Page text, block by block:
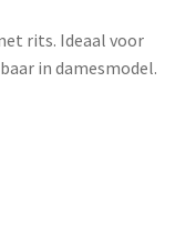
rits. Ideaal voor
in damesmodel.